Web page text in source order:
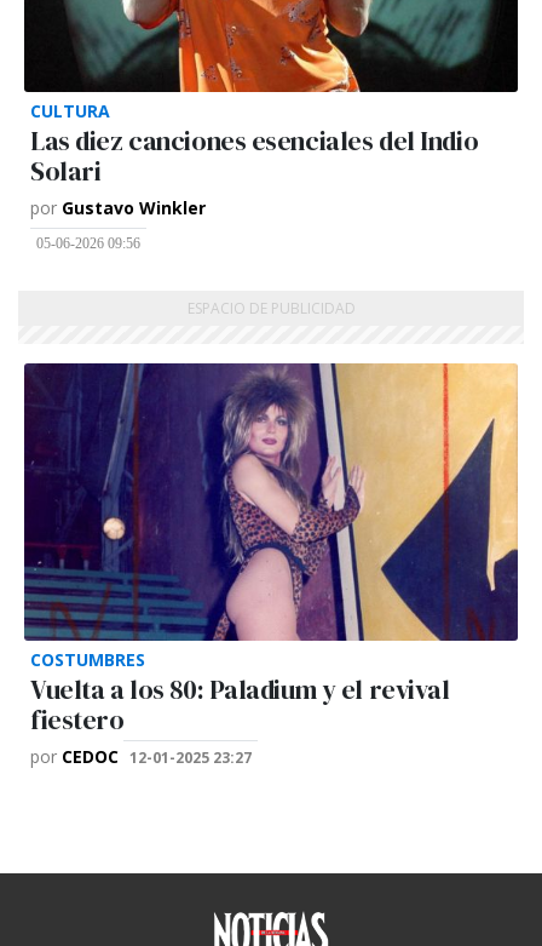
CULTURA
Las diez canciones esenciales del Indio
Solari
por Gustavo Winkler
05-06-2026 09:56
COSTUMBRES
Vuelta a los 80: Paladium y el revival
fiestero
por CEDOC 12-01-2025 23:27